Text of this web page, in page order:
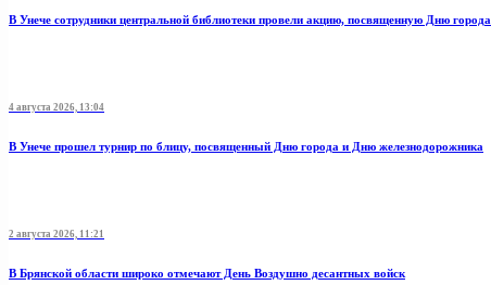
В Унече сотрудники центральной библиотеки провели акцию, посвященную Дню города
4 августа 2026, 13:04
В Унече прошел турнир по блицу, посвященный Дню города и Дню железнодорожника
2 августа 2026, 11:21
В Брянской области широко отмечают День Воздушно десантных войск